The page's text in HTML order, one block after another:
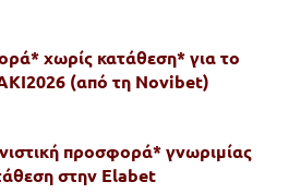
χωρίς κατάθεση* για το
(από τη Novibet)
προσφορά* γνωριμίας
στην Elabet